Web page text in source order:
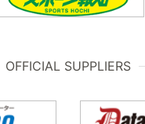
OFFICIAL SUPPLIERS